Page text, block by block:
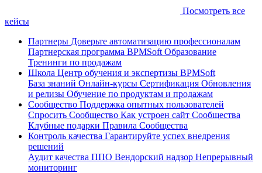
Посмотреть все
кейсы
Партнеры Доверьте автоматизацию профессионалам
Партнерская программа BPMSoft Образование
Тренинги по продажам
Школа Центр обучения и экспертизы BPMSoft
База знаний Онлайн-курсы Сертификация Обновления
и релизы Обучение по продуктам и продажам
Сообщество Поддержка опытных пользователей
Спросить Сообщество Как устроен сайт Сообщества
Клубные подарки Правила Сообщества
Контроль качества Гарантируйте успех внедрения
решений
Аудит качества ППО Вендорский надзор Непрерывный
мониторинг